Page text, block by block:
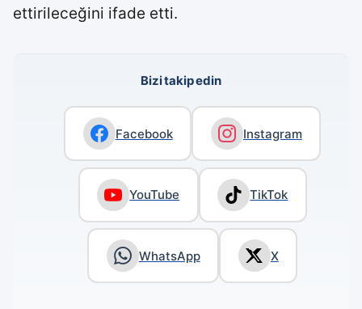
ettirileceğini ifade etti.
Bizi takip edin
Facebook Instagram
YouTube TikTok
WhatsApp X